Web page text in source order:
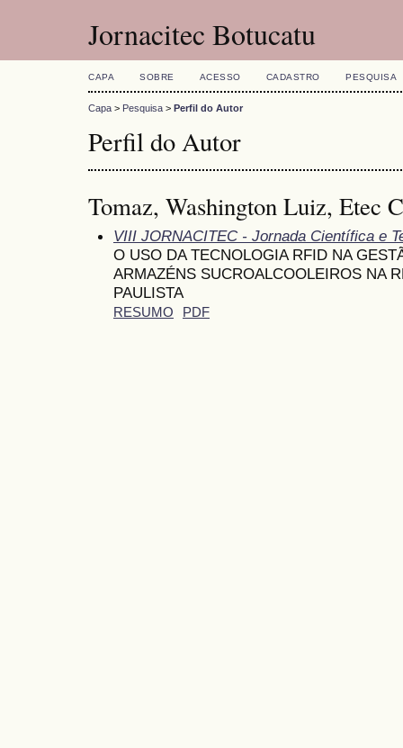
Jornacitec Botucatu
CAPA SOBRE ACESSO CADASTRO PESQUISA
Capa > Pesquisa > Perfil do Autor
Perfil do Autor
Tomaz, Washington Luiz, Etec
VIII JORNACITEC - Jornada Científica e
O USO DA TECNOLOGIA RFID NA
ARMAZÉNS SUCROALCOOLEIROS NA
PAULISTA
RESUMO PDF